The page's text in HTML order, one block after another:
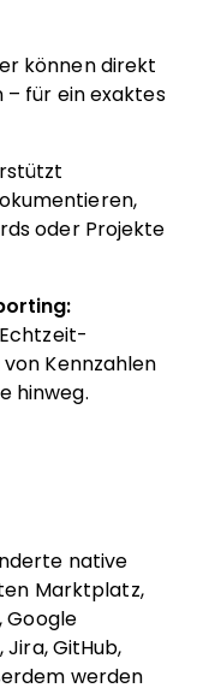
können direkt
– für ein exaktes
oder Projekte
Kennzahlen
hinweg.
native
Marktplatz,
Google
GitHub,
werden